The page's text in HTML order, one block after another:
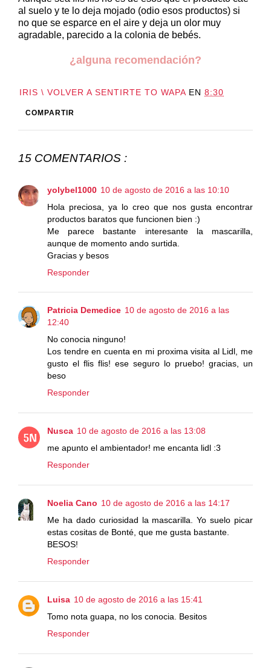
al suelo y te lo deja mojado (odio esos productos) si
no que se esparce en el aire y deja un olor muy
agradable, parecido a la colonia de bebés.
¿alguna recomendación?
IRIS \ VOLVER A SENTIRTE TO WAPA EN 8:30
COMPARTIR
15 COMENTARIOS :
yolybel1000 10 de agosto de 2016 a las 10:10
Hola preciosa, ya lo creo que nos gusta encontrar
productos baratos que funcionen bien :)
Me parece bastante interesante la mascarilla,
aunque de momento ando surtida.
Gracias y besos
Responder
Patricia Demedice 10 de agosto de 2016 a las
12:40
No conocia ninguno!
Los tendre en cuenta en mi proxima visita al Lidl, me
gusto el flis flis! ese seguro lo pruebo! gracias, un
beso
Responder
Nusca 10 de agosto de 2016 a las 13:08
me apunto el ambientador! me encanta lidl :3
Responder
Noelia Cano 10 de agosto de 2016 a las 14:17
Me ha dado curiosidad la mascarilla. Yo suelo picar
estas cositas de Bonté, que me gusta bastante.
BESOS!
Responder
Luisa 10 de agosto de 2016 a las 15:41
Tomo nota guapa, no los conocia. Besitos
Responder